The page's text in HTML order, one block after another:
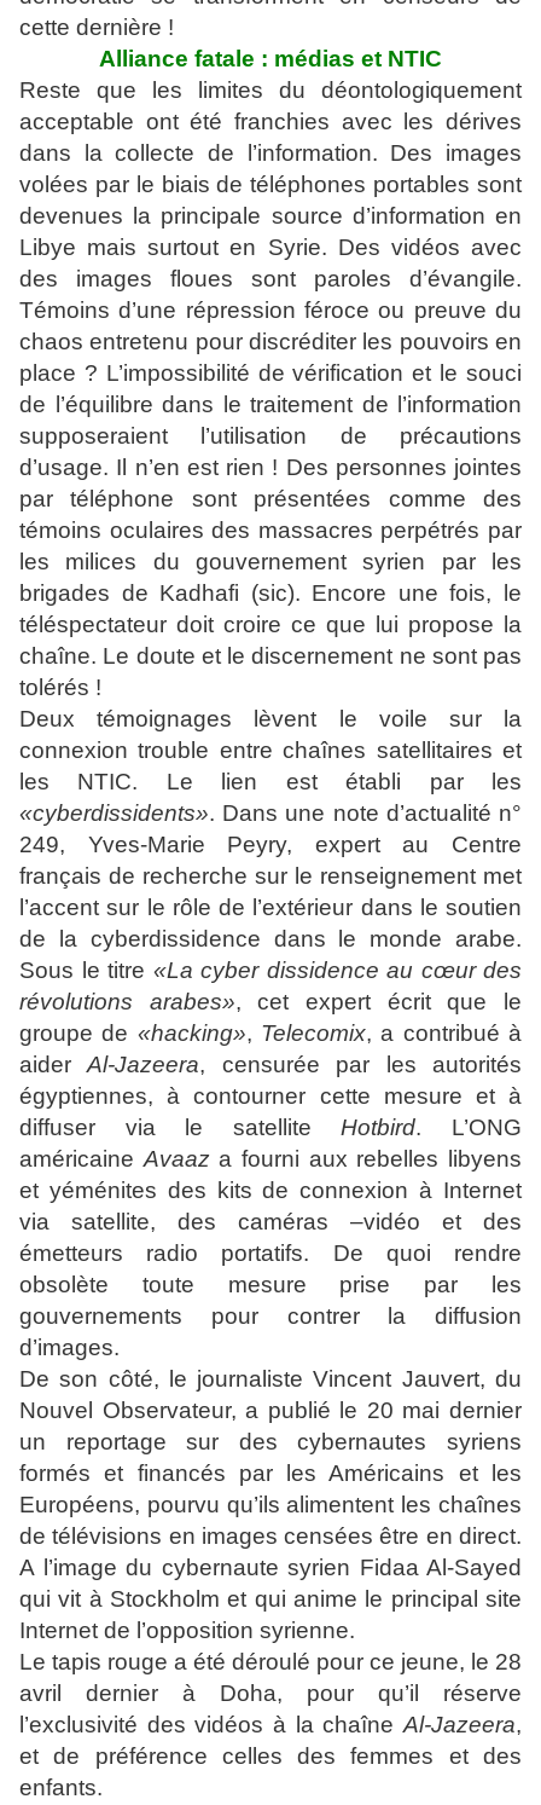
cette dernière !
Alliance fatale : médias et NTIC
Reste que les limites du déontologiquement
acceptable ont été franchies avec les dérives
dans la collecte de l’information. Des images
volées par le biais de téléphones portables sont
devenues la principale source d’information en
Libye mais surtout en Syrie. Des vidéos avec
des images floues sont paroles d’évangile.
Témoins d’une répression féroce ou preuve du
chaos entretenu pour discréditer les pouvoirs en
place ? L’impossibilité de vérification et le souci
de l’équilibre dans le traitement de l’information
supposeraient l’utilisation de précautions
d’usage. Il n’en est rien ! Des personnes jointes
par téléphone sont présentées comme des
témoins oculaires des massacres perpétrés par
les milices du gouvernement syrien par les
brigades de Kadhafi (sic). Encore une fois, le
téléspectateur doit croire ce que lui propose la
chaîne. Le doute et le discernement ne sont pas
tolérés !
Deux témoignages lèvent le voile sur la
connexion trouble entre chaînes satellitaires et
les NTIC. Le lien est établi par les
«cyberdissidents». Dans une note d’actualité n°
249, Yves-Marie Peyry, expert au Centre
français de recherche sur le renseignement met
l’accent sur le rôle de l’extérieur dans le soutien
de la cyberdissidence dans le monde arabe.
Sous le titre «La cyber dissidence au cœur des
révolutions arabes», cet expert écrit que le
groupe de «hacking», Telecomix, a contribué à
aiderAl-Jazeera, censurée par les autorités
égyptiennes, à contourner cette mesure et à
diffuser via le satelliteHotbird. L’ONG
américaine Avaaza fourni aux rebelles libyens
et yéménites des kits de connexion à Internet
via satellite, des caméras –vidéo et des
émetteurs radio portatifs. De quoi rendre
obsolète toute mesure prise par les
gouvernements pour contrer la diffusion
d’images.
De son côté, le journaliste Vincent Jauvert, du
Nouvel Observateur, a publié le 20 mai dernier
un reportage sur des cybernautes syriens
formés et financés par les Américains et les
Européens, pourvu qu’ils alimentent les chaînes
de télévisions en images censées être en direct.
A l’image du cybernaute syrien Fidaa Al-Sayed
qui vit à Stockholm et qui anime le principal site
Internet de l’opposition syrienne.
Le tapis rouge a été déroulé pour ce jeune, le 28
avril dernier à Doha, pour qu’il réserve
l’exclusivité des vidéos à la chaîne Al-Jazeera,
et de préférence celles des femmes et des
enfants.